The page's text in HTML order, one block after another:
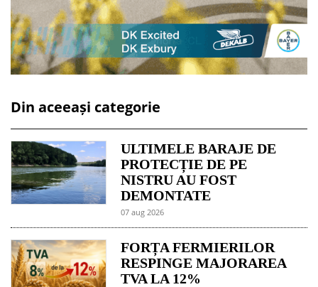
Din aceeași categorie
ULTIMELE BARAJE DE
PROTECȚIE DE PE
NISTRU AU FOST
DEMONTATE
07 aug 2026
FORȚA FERMIERILOR
RESPINGE MAJORAREA
TVA LA 12%